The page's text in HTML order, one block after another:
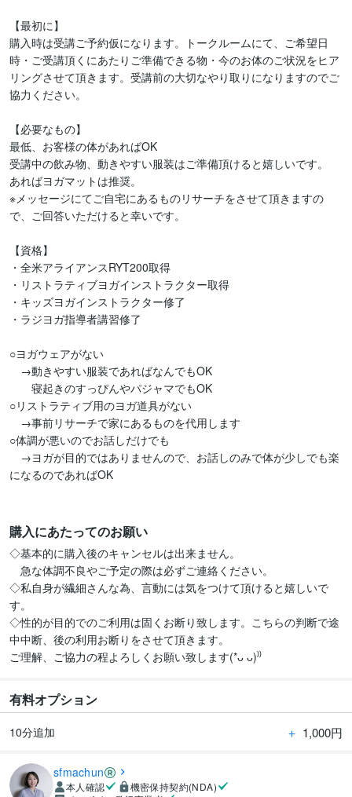
【最初に】
購入時は受講ご予約仮になります。トークルームにて、ご希望日
時・ご受講頂くにあたりご準備できる物・今のお体のご状況をヒア
リングさせて頂きます。受講前の大切なやり取りになりますのでご
協力ください。
【必要なもの】
最低、お客様の体があればOK
受講中の飲み物、動きやすい服装はご準備頂けると嬉しいです。
あればヨガマットは推奨。
※メッセージにてご自宅にあるものリサーチをさせて頂きますの
で、ご回答いただけると幸いです。
【資格】
・全米アライアンスRYT200取得
・リストラティブヨガインストラクター取得
・キッズヨガインストラクター修了
・ラジヨガ指導者講習修了
○ヨガウェアがない
→動きやすい服装であればなんでもOK
○リストラティブ用のヨガ道具がない
→事前リサーチで家にあるものを代用します
○体調が悪いのでお話しだけでも
→ヨガが目的ではありませんので、お話しのみで体が少しでも楽
になるのであればOK
購入にあたってのお願い
◇基本的に購入後のキャンセルは出来ません。
急な体調不良やご予定の際は必ずご連絡ください。
◇私自身が繊細さんな為、言動には気をつけて頂けると嬉しいで
す。
◇性的が目的でのご利用は固くお断り致します。こちらの判断で途
中中断、後の利用お断りをさせて頂きます。
ご理解、ご協力の程よろしくお願い致します(*ᴗ ᴗ)⁾⁾
有料オプション
10分追加 ＋ 1,000円
sfmachun
本人確認
機密保持契約(NDA)